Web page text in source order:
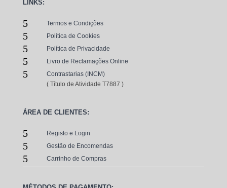
LINKS:
5 Termos e Condições
5 Política de Cookies
5 Política de Privacidade
5 Livro de Reclamações Online
5
Contrastarias (INCM)
( Título de Atividade T7887 )
ÁREA DE CLIENTES:
5 Registo e Login
5 Gestão de Encomendas
5 Carrinho de Compras